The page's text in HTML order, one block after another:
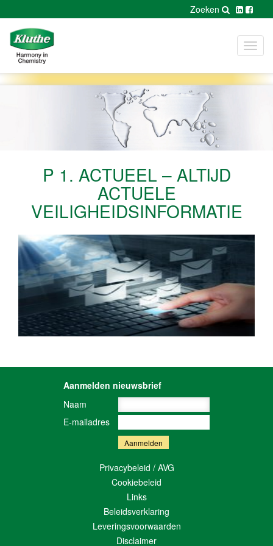
Zoeken
P 1. ACTUEEL – ALTIJD
ACTUELE
VEILIGHEIDSINFORMATIE
Aanmelden nieuwsbrief
Naam
E-mailadres
Privacybeleid / AVG
Cookiebeleid
Links
Beleidsverklaring
Leveringsvoorwaarden
Disclaimer